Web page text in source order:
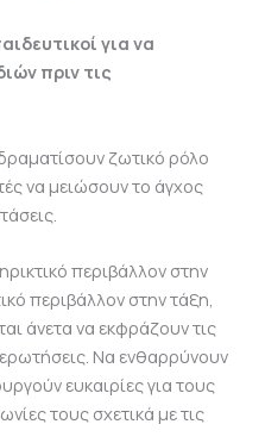
για να
πριν τις
ζωτικό ρόλο
να μειώσουν το άγχος
περιβάλλον στην
περιβάλλον στην τάξη,
άνετα να εκφράζουν τις
Να ενθαρρύνουν
ευκαιρίες για τους
τους σχετικά με τις